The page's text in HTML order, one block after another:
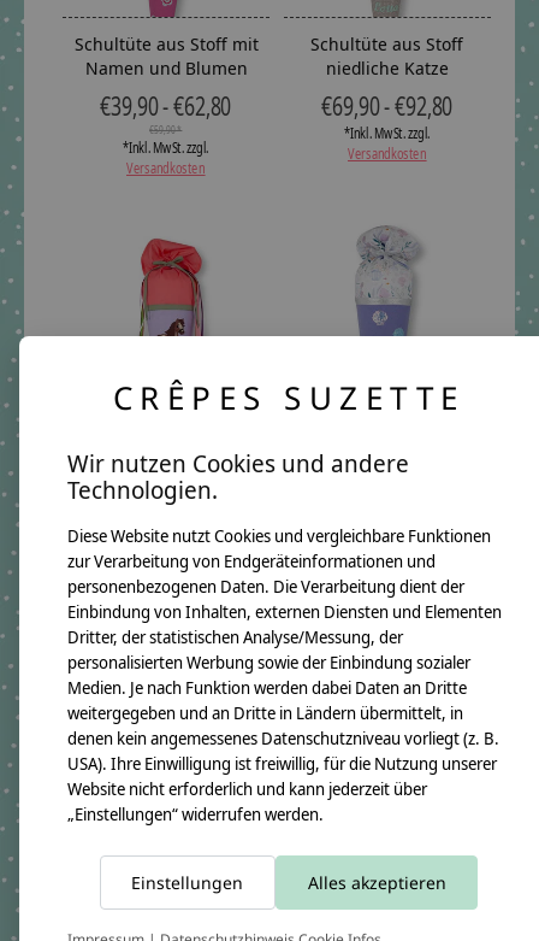
Schultüte aus Stoff mit
Namen und Blumen
€39,90 - €62,80
€59,90 *
*Inkl. MwSt. zzgl.
Versandkosten
Schultüte aus Stoff
niedliche Katze
€69,90 - €92,80
*Inkl. MwSt. zzgl.
Versandkosten
passend zu Ergobag
BlütenzauBär, Flieder mit
€69,90 - €92,80
*Inkl. MwSt. zzgl.
Versandkosten
Unterwasserwelt,
€69,90 - €92,80
*Inkl. MwSt. zzgl.
Versandkosten
Schultüte aus Stoff,
Unterwasserwelt,
Schultüte aus Stoff,
Motiv Wolke in Weiß Gold
CRÊPES SUZETTE
Wir nutzen Cookies und andere
Technologien.
Diese Website nutzt Cookies und vergleichbare Funktionen
zur Verarbeitung von Endgeräteinformationen und
personenbezogenen Daten. Die Verarbeitung dient der
Einbindung von Inhalten, externen Diensten und Elementen
Dritter, der statistischen Analyse/Messung, der
personalisierten Werbung sowie der Einbindung sozialer
Medien. Je nach Funktion werden dabei Daten an Dritte
weitergegeben und an Dritte in Ländern übermittelt, in
denen kein angemessenes Datenschutzniveau vorliegt (z. B.
USA). Ihre Einwilligung ist freiwillig, für die Nutzung unserer
Website nicht erforderlich und kann jederzeit über
„Einstellungen“ widerrufen werden.
Einstellungen Alles akzeptieren